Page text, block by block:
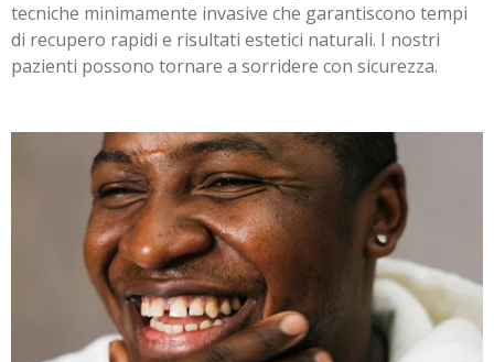
tecniche minimamente invasive che garantiscono tempi
di recupero rapidi e risultati estetici naturali. I nostri
pazienti possono tornare a sorridere con sicurezza.